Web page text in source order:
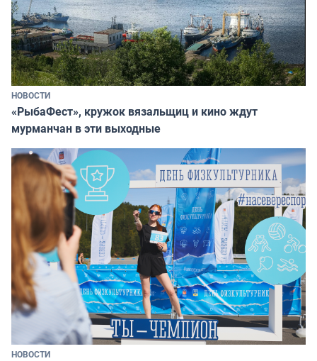
НОВОСТИ
«РыбаФест», кружок вязальщиц и кино ждут
мурманчан в эти выходные
НОВОСТИ